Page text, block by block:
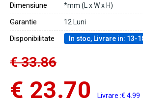
Dimensiune *mm (L x W x H)
Garantie 12 Luni
Disponibilitate In stoc, Livrare in: 13-
€ 33.86
€ 23.70 Livrare :€ 4.99